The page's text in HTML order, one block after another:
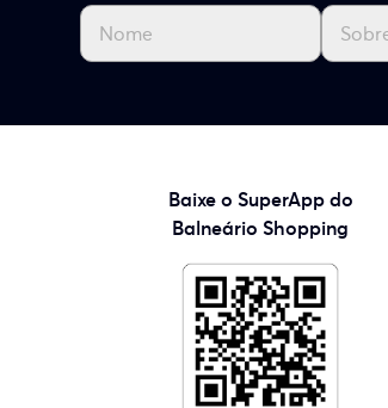
Baixe o SuperApp do
Balneário Shopping